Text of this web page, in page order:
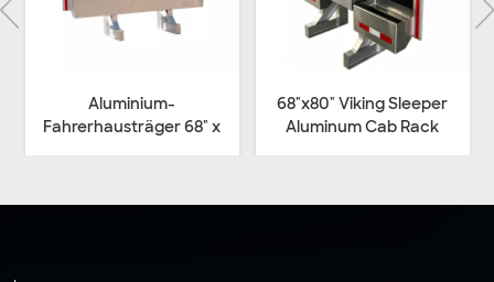
Aluminium-
Fahrerhausträger 68" x
68"x80" Viking Sleeper
Aluminum Cab Rack